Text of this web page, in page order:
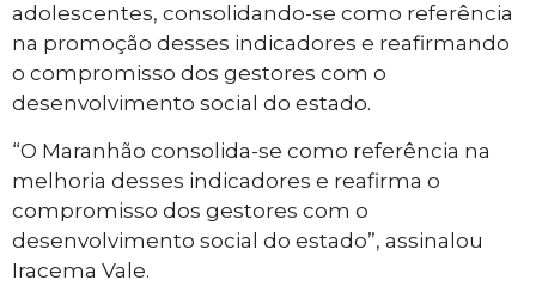
adolescentes, consolidando-se como referência
na promoção desses indicadores e reafirmando
o compromisso dos gestores com o
desenvolvimento social do estado.
“O Maranhão consolida-se como referência na
melhoria desses indicadores e reafirma o
compromisso dos gestores com o
desenvolvimento social do estado”, assinalou
Iracema Vale.